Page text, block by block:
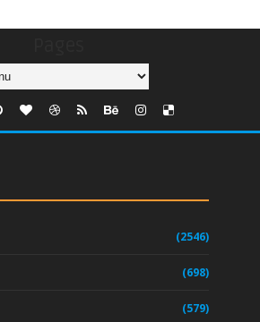
(2546)
(698)
(579)